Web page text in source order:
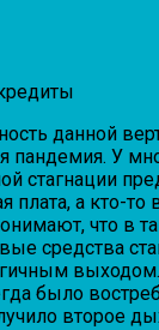
данной
пандемия. У
стагнации
плата, а кто-
что в
средства
было
второе